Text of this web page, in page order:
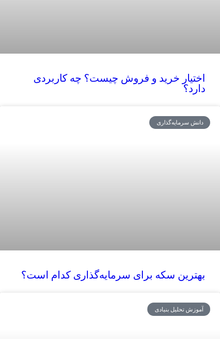
اختیار خرید و فروش چیست؟ چه کاربردی
دارد؟
دانش سرمایه‌گذاری
بهترین سکه برای سرمایه‌گذاری کدام است؟
آموزش تحلیل بنیادی